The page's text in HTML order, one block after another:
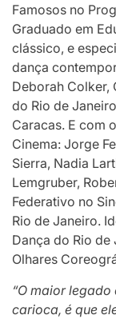
Famosos no
Graduado em
clássico, e
dança
Deborah Colker,
do Rio de
Caracas. E com
Cinema: Jorge
Sierra, Nadia
Lemgruber,
Federativo no
Rio de Janeiro.
Dança do Rio de
Olhares
“O maior
carioca, é que